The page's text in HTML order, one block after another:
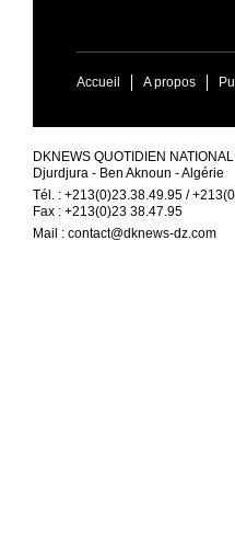
Accueil A propos
DKNEWS QUOTIDIEN
Djurdjura - Ben Aknoun - Algérie
Tél. : +213(0)23.38.49.95 /
Fax : +213(0)23 38.47.95
Mail : contact@dknews-dz.com